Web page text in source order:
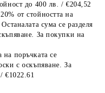
до 400 лв. / €204,52
от стойността на
сума се разделя
За покупки на
поръчката се
с оскъпяване. За
€1022.61